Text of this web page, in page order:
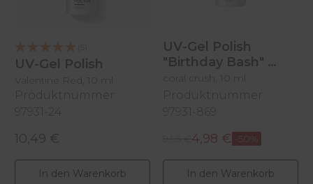
UV-Gel Polish
Valentine Red, 10 ml
Produktnummer:
97931-24
Regulärer Preis:
10,49 €
In den Warenkorb
UV-Gel Polish
"Birthday Bash"
Produktnummer:
97931-869
Verkaufspreis:
Regulärer Preis:
4,98 € -50%
In den Warenkorb